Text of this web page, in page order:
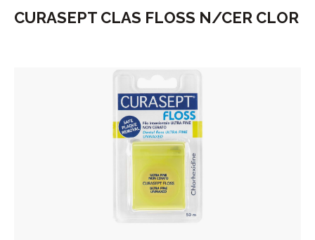
CURASEPT CLAS FLOSS N/CER CLOR
Salta la galleria di immagini